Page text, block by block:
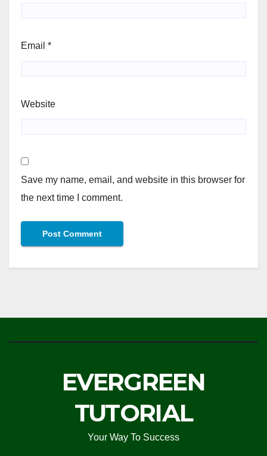
Email *
Website
Save my name, email, and website in this browser for
the next time I comment.
EVERGREEN
TUTORIAL
Your Way To Success